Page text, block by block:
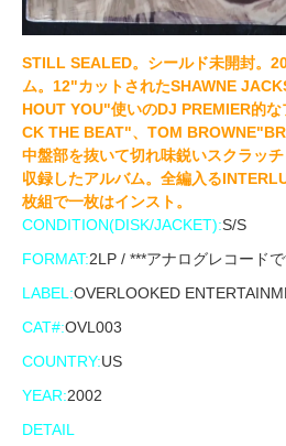
STILL SEALED。シールド未開封。
ム。12"カットされたSHAWNE
HOUT YOU"使いのDJ PREMIER的
CK THE BEAT"、TOM
中盤部を抜いて切れ味鋭いスクラッ
収録したアルバム。全編入る
枚組で一枚はインスト。
CONDITION(DISK/JACKET):S/S
FORMAT:2LP / ***アナログレコード
LABEL:OVERLOOKED
CAT#:OVL003
COUNTRY:US
YEAR:2002
DETAIL